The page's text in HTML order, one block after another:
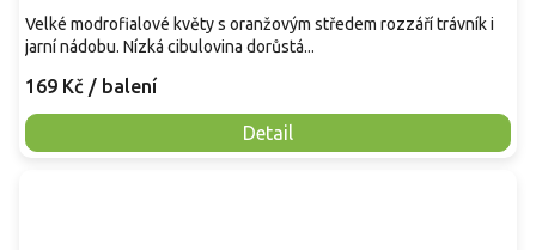
169 Kč / balení
Detail
Velké modrofialové květy s oranžovým středem rozzáří trávník i
jarní nádobu. Nízká cibulovina dorůstá...